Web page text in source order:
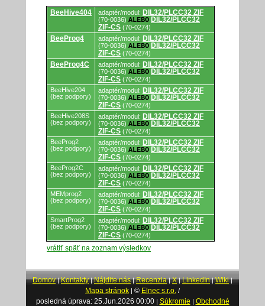
Podporovaný
programátormi
programovacími
adaptérmi/modulmi.
BeeHive404 adaptér/modul: DIL32/PLCC32 ZIF
(70-0036) ALEBO DIL32/PLCC32
ZIF-CS (70-0274)
BeeProg4 adaptér/modul: DIL32/PLCC32 ZIF
(70-0036) ALEBO DIL32/PLCC32
ZIF-CS (70-0274)
BeeProg4C adaptér/modul: DIL32/PLCC32 ZIF
(70-0036) ALEBO DIL32/PLCC32
ZIF-CS (70-0274)
BeeHive204
(bez podpory)
adaptér/modul: DIL32/PLCC32 ZIF
(70-0036) ALEBO DIL32/PLCC32
ZIF-CS (70-0274)
BeeHive208S
(bez podpory)
adaptér/modul: DIL32/PLCC32 ZIF
(70-0036) ALEBO DIL32/PLCC32
ZIF-CS (70-0274)
BeeProg2
(bez podpory)
adaptér/modul: DIL32/PLCC32 ZIF
(70-0036) ALEBO DIL32/PLCC32
ZIF-CS (70-0274)
BeeProg2C
(bez podpory)
adaptér/modul: DIL32/PLCC32 ZIF
(70-0036) ALEBO DIL32/PLCC32
ZIF-CS (70-0274)
MEMprog2
(bez podpory)
adaptér/modul: DIL32/PLCC32 ZIF
(70-0036) ALEBO DIL32/PLCC32
ZIF-CS (70-0274)
SmartProg2
(bez podpory)
adaptér/modul: DIL32/PLCC32 ZIF
(70-0036) ALEBO DIL32/PLCC32
ZIF-CS (70-0274)
vrátiť späť na zoznam výsledkov
Domov|Kontakty|Nájdite nás|Recenzia|X|LinkedIn|Wiki|
Mapa stránok | © Elnec s.r.o. /
posledná úprava: 25.Jun.2026 00:00| Súkromie | Obchodné